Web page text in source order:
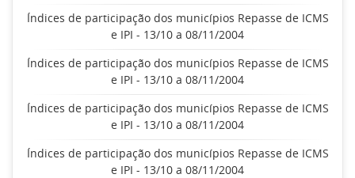
Índices de participação dos municípios Repasse de ICMS
e IPI - 13/10 a 08/11/2004
Índices de participação dos municípios Repasse de ICMS
e IPI - 13/10 a 08/11/2004
Índices de participação dos municípios Repasse de ICMS
e IPI - 13/10 a 08/11/2004
Índices de participação dos municípios Repasse de ICMS
e IPI - 13/10 a 08/11/2004